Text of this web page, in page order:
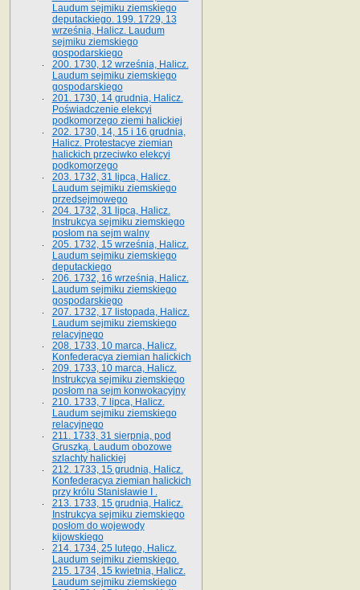
Laudum sejmiku ziemskiego
deputackiego. 199. 1729, 13
września, Halicz. Laudum
sejmiku ziemskiego
gospodarskiego
200. 1730, 12 września, Halicz.
Laudum sejmiku ziemskiego
gospodarskiego
201. 1730, 14 grudnia, Halicz.
Poświadczenie elekcyi
podkomorzego ziemi halickiej
202. 1730, 14, 15 i 16 grudnia,
Halicz. Protestacye ziemian
halickich przeciwko elekcyi
podkomorzego
203. 1732, 31 lipca, Halicz.
Laudum sejmiku ziemskiego
przedsejmowego
204. 1732, 31 lipca, Halicz.
Instrukcya sejmiku ziemskiego
posłom na sejm walny
205. 1732, 15 września, Halicz.
Laudum sejmiku ziemskiego
deputackiego
206. 1732, 16 września, Halicz.
Laudum sejmiku ziemskiego
gospodarskiego
207. 1732, 17 listopada, Halicz.
Laudum sejmiku ziemskiego
relacyjnego
208. 1733, 10 marca, Halicz.
Konfederacya ziemian halickich­
209. 1733, 10 marca, Halicz.
Instrukcya sejmiku ziemskiego
posłom na sejm konwokacyjny
210. 1733, 7 lipca, Halicz.
Laudum sejmiku ziemskiego
relacyjnego
211. 1733, 31 sierpnia, pod
Gruszką. Laudum obozowe
szlachty halickiej
212. 1733, 15 grudnia, Halicz.
Konfederacya ziemian halickich
przy królu Stanisławie I .
213. 1733, 15 grudnia, Halicz.
Instrukcya sejmiku ziemskiego
posłom do wojewody
kijowskiego
214. 1734, 25 lutego, Halicz.
Laudum sejmiku ziemskiego.
215. 1734, 15 kwietnia, Halicz.
Laudum sejmiku ziemskiego